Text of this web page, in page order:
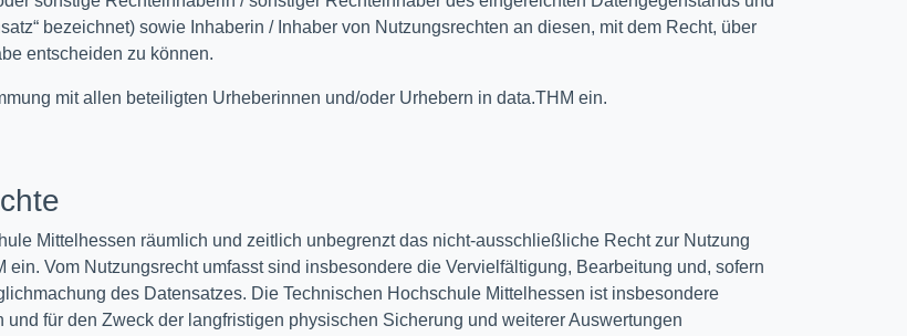
bezeichnet) sowie Inhaberin / Inhaber von Nutzungsrechten an diesen, mit dem Recht, über
entscheiden zu können.
mit allen beteiligten Urheberinnen und/oder Urhebern in data.THM ein.
Mittelhessen räumlich und zeitlich unbegrenzt das nicht-ausschließliche Recht zur Nutzung
Vom Nutzungsrecht umfasst sind insbesondere die Vervielfältigung, Bearbeitung und, sofern
des Datensatzes. Die Technischen Hochschule Mittelhessen ist insbesondere
für den Zweck der langfristigen physischen Sicherung und weiterer Auswertungen